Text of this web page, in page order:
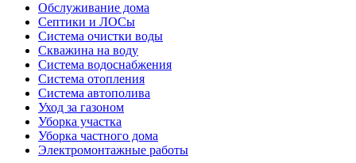
Обслуживание дома
Септики и ЛОСы
Система очистки воды
Скважина на воду
Система водоснабжения
Система отопления
Система автополива
Уход за газоном
Уборка участка
Уборка частного дома
Электромонтажные работы